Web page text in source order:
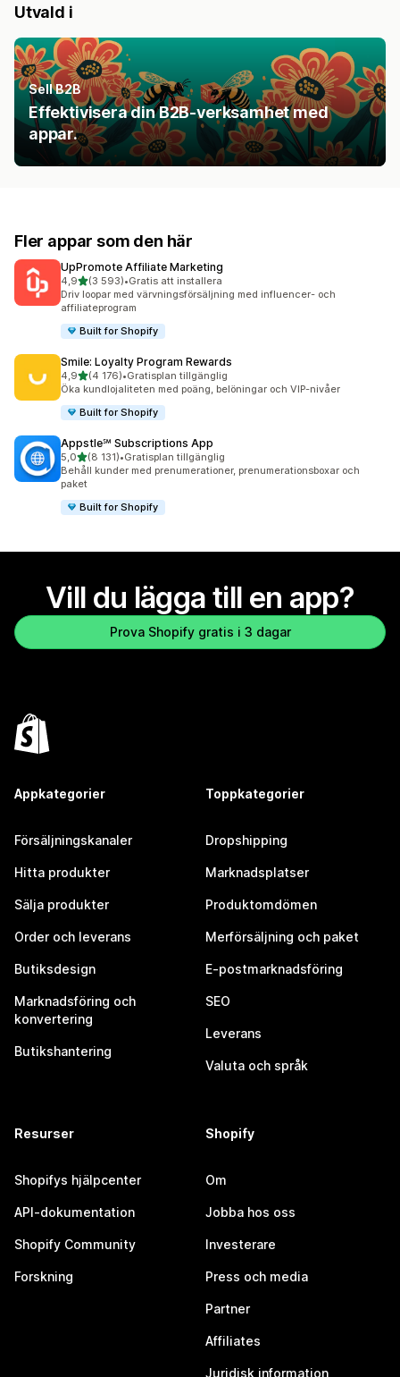
Utvald i
Sell B2B
Effektivisera din B2B-verksamhet med
appar.
Fler appar som den här
UpPromote Affiliate Marketing
4,9av 5 stjärnor
(3 593)
3593 recensioner totalt
•Gratis att installera
Driv loopar med värvningsförsäljning med influencer- och
affiliateprogram
Built for Shopify
Smile: Loyalty Program Rewards
4,9av 5 stjärnor
(4 176)
4176 recensioner totalt
•Gratisplan tillgänglig
Öka kundlojaliteten med poäng, belöningar och VIP-nivåer
Built for Shopify
Appstle℠ Subscriptions App
5,0av 5 stjärnor
(8 131)
8131 recensioner totalt
•Gratisplan tillgänglig
Behåll kunder med prenumerationer, prenumerationsboxar och
paket
Built for Shopify
Vill du lägga till en app?
Prova Shopify gratis i 3 dagar
Appkategorier
Försäljningskanaler
Hitta produkter
Sälja produkter
Order och leverans
Butiksdesign
Marknadsföring och
konvertering
Butikshantering
Toppkategorier
Dropshipping
Marknadsplatser
Produktomdömen
Merförsäljning och paket
E-postmarknadsföring
SEO
Leverans
Valuta och språk
Resurser
Shopifys hjälpcenter
API-dokumentation
Shopify Community
Forskning
Shopify
Om
Jobba hos oss
Investerare
Press och media
Partner
Affiliates
Juridisk information